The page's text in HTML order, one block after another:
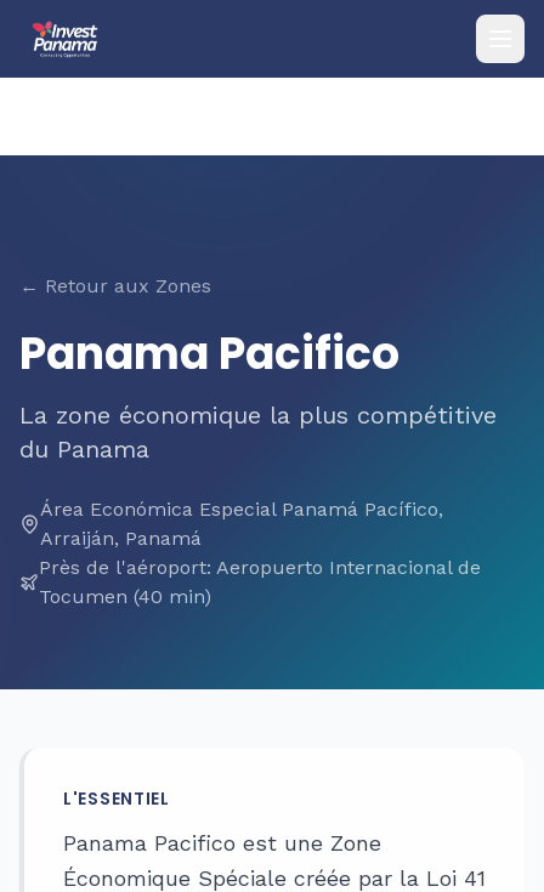
← Retour aux Zones
Panama Pacifico
La zone économique la plus compétitive
du Panama
Área Económica Especial Panamá Pacífico,
Arraiján, Panamá
Près de l'aéroport: Aeropuerto Internacional de
Tocumen (40 min)
L'ESSENTIEL
Panama Pacifico est une Zone
Économique Spéciale créée par la Loi 41